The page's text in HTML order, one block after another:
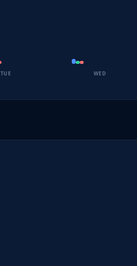
TUE WED